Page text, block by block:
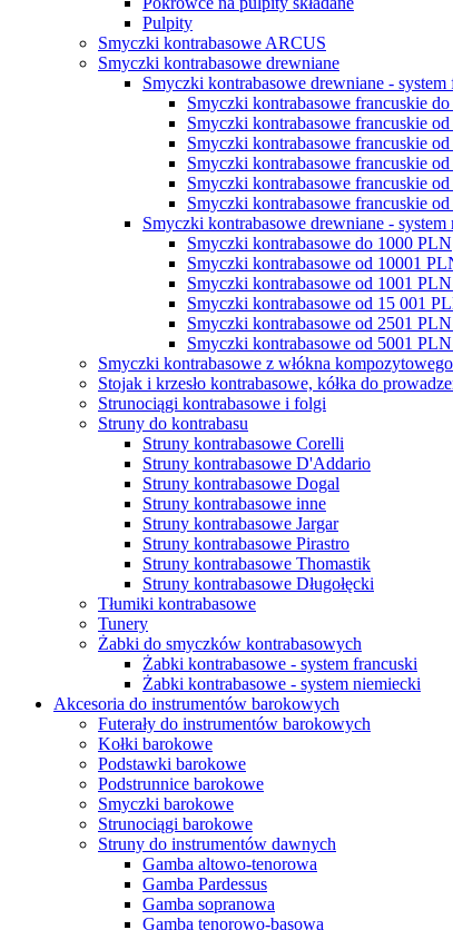
Pulpity
Smyczki kontrabasowe ARCUS
Smyczki kontrabasowe drewniane
Smyczki kontrabasowe drewniane - system
Smyczki kontrabasowe francuskie
Smyczki kontrabasowe francuskie
Smyczki kontrabasowe francuskie
Smyczki kontrabasowe francuskie
Smyczki kontrabasowe francuskie
Smyczki kontrabasowe francuskie
Smyczki kontrabasowe drewniane - system
Smyczki kontrabasowe do 1000 PLN
Smyczki kontrabasowe od 10001
Smyczki kontrabasowe od 1001
Smyczki kontrabasowe od 15 001
Smyczki kontrabasowe od 2501
Smyczki kontrabasowe od 5001
Smyczki kontrabasowe z włókna
Stojak i krzesło kontrabasowe, kółka do
Strunociągi kontrabasowe i folgi
Struny do kontrabasu
Struny kontrabasowe Corelli
Struny kontrabasowe D'Addario
Struny kontrabasowe Dogal
Struny kontrabasowe inne
Struny kontrabasowe Jargar
Struny kontrabasowe Pirastro
Struny kontrabasowe Thomastik
Struny kontrabasowe Długołęcki
Tłumiki kontrabasowe
Tunery
Żabki do smyczków kontrabasowych
Żabki kontrabasowe - system francuski
Żabki kontrabasowe - system niemiecki
Akcesoria do instrumentów barokowych
Futerały do instrumentów barokowych
Kołki barokowe
Podstawki barokowe
Podstrunnice barokowe
Smyczki barokowe
Strunociągi barokowe
Struny do instrumentów dawnych
Gamba altowo-tenorowa
Gamba Pardessus
Gamba sopranowa
Gamba tenorowo-basowa